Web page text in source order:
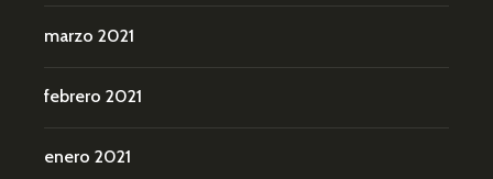
marzo 2021
febrero 2021
enero 2021